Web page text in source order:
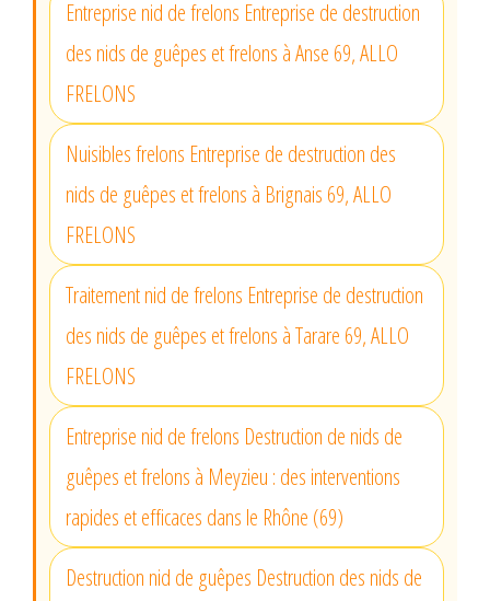
Entreprise nid de frelons Entreprise de destruction
des nids de guêpes et frelons à Anse 69, ALLO
FRELONS
Nuisibles frelons Entreprise de destruction des
nids de guêpes et frelons à Brignais 69, ALLO
FRELONS
Traitement nid de frelons Entreprise de destruction
des nids de guêpes et frelons à Tarare 69, ALLO
FRELONS
Entreprise nid de frelons Destruction de nids de
guêpes et frelons à Meyzieu : des interventions
rapides et efficaces dans le Rhône (69)
Destruction nid de guêpes Destruction des nids de